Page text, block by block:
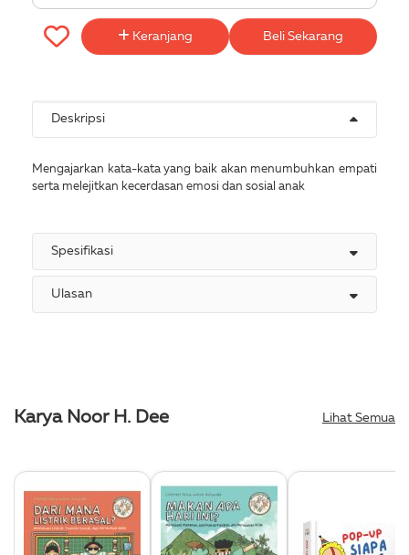
Keranjang Beli Sekarang
Deskripsi
Mengajarkan kata-kata yang baik akan menumbuhkan empati
serta melejitkan kecerdasan emosi dan sosial anak
Spesifikasi
Ulasan
Karya Noor H. Dee Lihat Semua